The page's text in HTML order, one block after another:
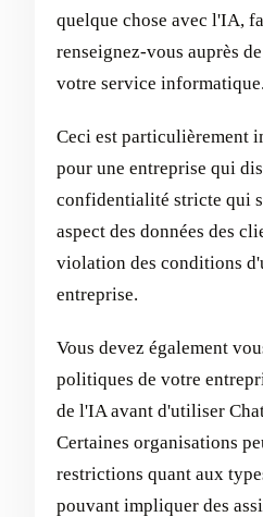
quelque chose avec l'IA,
renseignez-vous auprès
votre service informatique.
Ceci est particulièrement
pour une entreprise qui
confidentialité stricte qui
aspect des données des
violation des conditions
entreprise.
Vous devez également
politiques de votre
de l'IA avant d'utiliser
Certaines organisations
restrictions quant aux
pouvant impliquer des